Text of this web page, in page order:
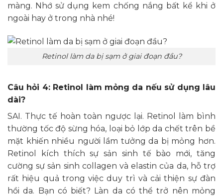
màng. Nhớ sử dụng kem chống nắng bất kể khi ở
ngoài hay ở trong nhà nhé!
Retinol làm da bị sạm ở giai đoạn đầu?
Câu hỏi 4: Retinol làm mỏng da nếu sử dụng lâu
dài?
SAI. Thực tế hoàn toàn ngược lại. Retinol làm bình
thường tốc độ sừng hóa, loại bỏ lớp da chết trên bề
mặt khiến nhiều người lầm tưởng da bị mỏng hơn.
Retinol kích thích sự sản sinh tế bào mới, tăng
cường sự sản sinh collagen và elastin của da, hỗ trợ
rất hiệu quả trong việc duy trì và cải thiện sự đàn
hồi da. Bạn có biết? Làn da có thể trở nên mỏng